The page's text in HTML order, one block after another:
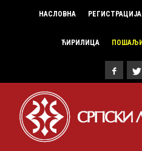
НАСЛОВНА РЕГИСТРАЦИЈА
ЋИРИЛИЦА